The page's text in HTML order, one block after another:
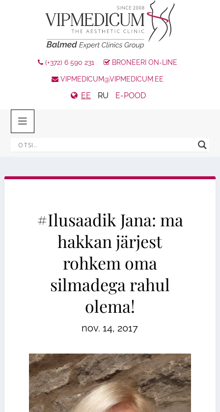
(+372) 6 590 231 BRONEERI ON-LINE
VIPMEDICUM@VIPMEDICUM.EE
EE RU E-POOD
#Ilusaadik Jana: ma
hakkan järjest
rohkem oma
silmadega rahul
olema!
nov. 14, 2017